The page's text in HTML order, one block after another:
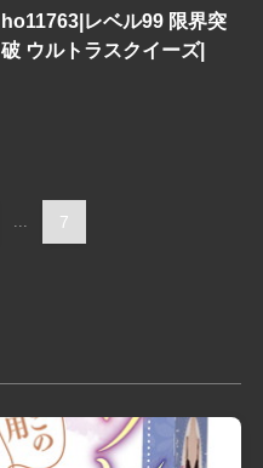
ho11763|レベル99 限界突
破 ウルトラスクイーズ|
7